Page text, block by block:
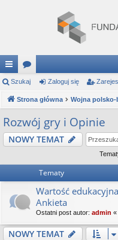
ię
ce
j
…
or
a
Szukaj Zaloguj się
Strona główna Wojna
Rozwój gry i Opinie
NOWY TEMAT
Tematy
Wartość
Ankieta
Ostatni post autor: admin «
NOWY TEMAT